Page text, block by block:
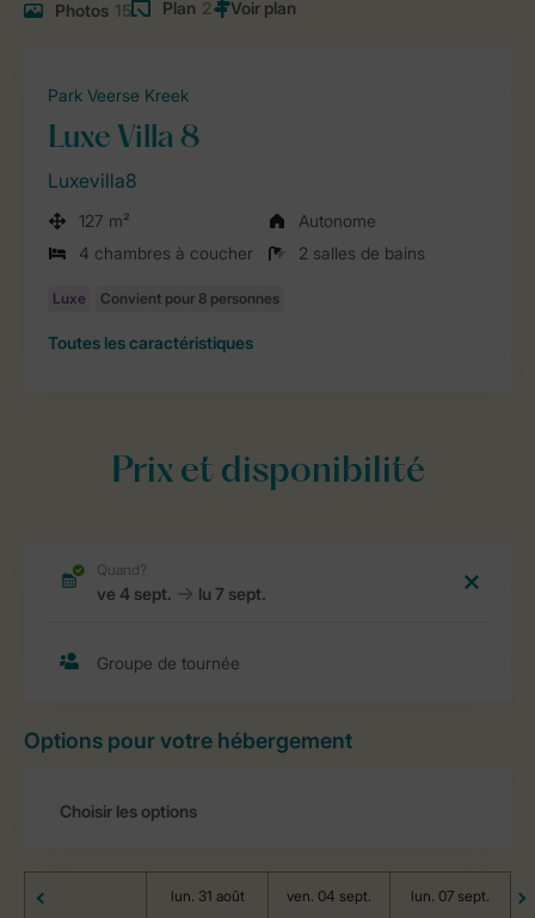
Photos 15 Plan 2
Park Veerse Kreek
Luxe Villa 8
Luxevilla8
127 m²
Autonome
4 chambres à coucher
2 salles de bains
Toutes les caractéristiques
Prix et disponibilité
Options pour votre hébergement
lun. 31 août ven. 04 sept. lun. 07 sept.